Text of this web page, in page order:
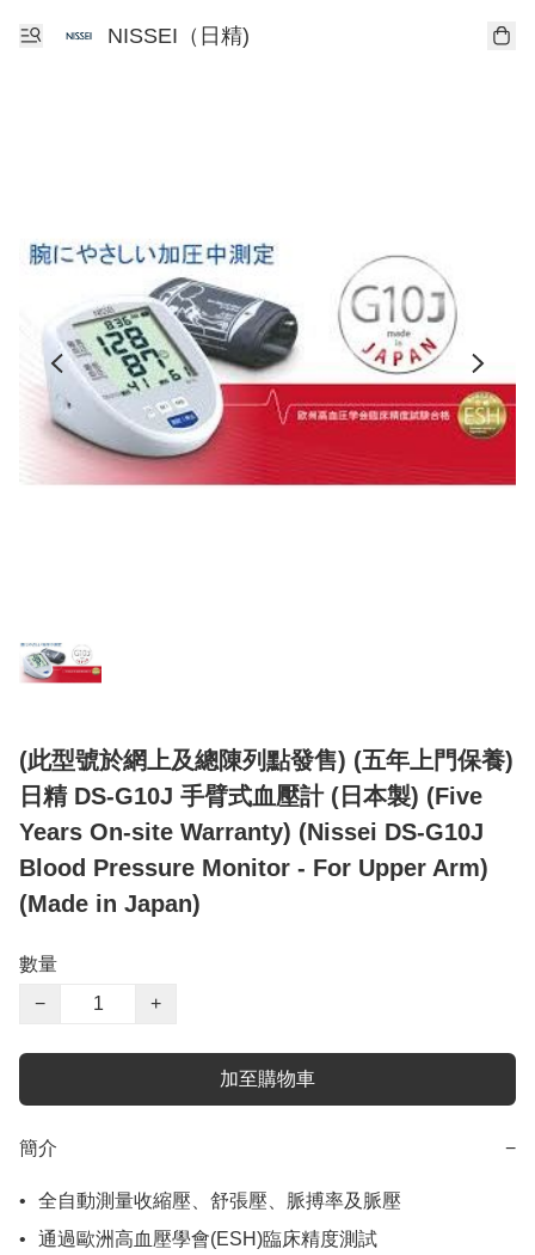
NISSEI（日精)
(此型號於網上及總陳列點發售) (五年上門保養)
日精 DS-G10J 手臂式血壓計 (日本製) (Five
Years On-site Warranty) (Nissei DS-G10J
Blood Pressure Monitor - For Upper Arm)
(Made in Japan)
數量
−
+
加至購物車
簡介 −
•	全自動測量收縮壓、舒張壓、脈搏率及脈壓
•	通過歐洲高血壓學會(ESH)臨床精度測試